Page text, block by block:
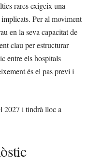
rares exigeix una
Per al moviment
en la seva capacitat de
clau per estructurar
entre els hospitals
és el pas previ i
2027 i tindrà lloc a